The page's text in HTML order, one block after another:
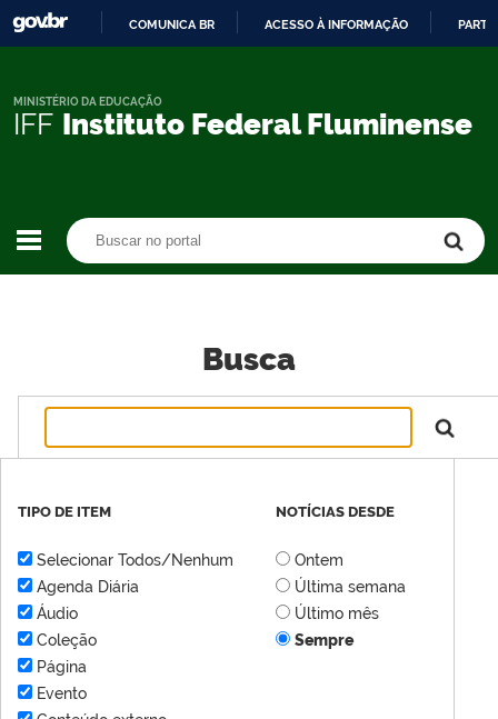
CONTEÚDO
COMUNICA BR ACESSO À INFORMAÇÃO
IFF Instituto Federal Fluminense
MINISTÉRIO DA EDUCAÇÃO
Busca
TIPO DE ITEM
Selecionar Todos/Nenhum
Agenda Diária
Áudio
Coleção
Página
Evento
NOTÍCIAS DESDE
Ontem
Última semana
Último mês
Sempre